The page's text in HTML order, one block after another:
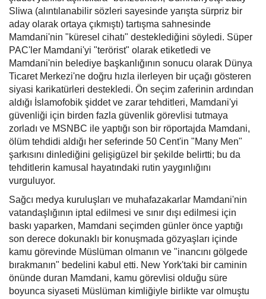
Sliwa (alıntılanabilir sözleri sayesinde yarışta sürpriz bir
aday olarak ortaya çıkmıştı) tartışma sahnesinde
Mamdani'nin "küresel cihatı" desteklediğini söyledi. Süper
PAC'ler Mamdani'yi "terörist" olarak etiketledi ve
Mamdani'nin belediye başkanlığının sonucu olarak Dünya
Ticaret Merkezi'ne doğru hızla ilerleyen bir uçağı gösteren
siyasi karikatürleri destekledi. Ön seçim zaferinin ardından
aldığı İslamofobik şiddet ve zarar tehditleri, Mamdani'yi
güvenliği için birden fazla güvenlik görevlisi tutmaya
zorladı ve MSNBC ile yaptığı son bir röportajda Mamdani,
ölüm tehdidi aldığı her seferinde 50 Cent'in "Many Men"
şarkısını dinlediğini gelişigüzel bir şekilde belirtti; bu da
tehditlerin kamusal hayatındaki rutin yaygınlığını
vurguluyor.
Sağcı medya kuruluşları ve muhafazakarlar Mamdani'nin
vatandaşlığının iptal edilmesi ve sınır dışı edilmesi için
baskı yaparken, Mamdani seçimden günler önce yaptığı
son derece dokunaklı bir konuşmada gözyaşları içinde
kamu görevinde Müslüman olmanın ve "inancını gölgede
bırakmanın" bedelini kabul etti. New York'taki bir caminin
önünde duran Mamdani, kamu görevlisi olduğu süre
boyunca siyaseti Müslüman kimliğiyle birlikte var olmuştu